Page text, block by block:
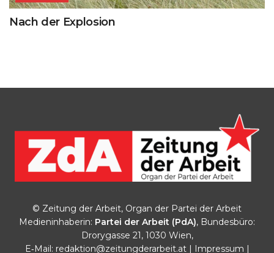
Nach der Explosion
© Zeitung der Arbeit, Organ der Partei der Arbeit
Medieninhaberin: Partei der Arbeit (PdA), Bundesbüro:
Drorygasse 21, 1030 Wien,
E‑Mail: redaktion@zeitungderarbeit.at| Impressum